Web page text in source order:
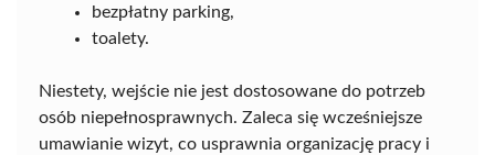
bezpłatny parking,
toalety.
Niestety, wejście nie jest dostosowane do potrzeb
osób niepełnosprawnych. Zaleca się wcześniejsze
umawianie wizyt, co usprawnia organizację pracy i